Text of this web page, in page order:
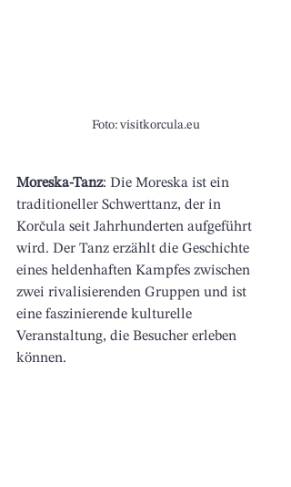
Foto: visitkorcula.eu
Moreska-Tanz: Die Moreska ist ein
traditioneller Schwerttanz, der in
Korčula seit Jahrhunderten aufgeführt
wird. Der Tanz erzählt die Geschichte
eines heldenhaften Kampfes zwischen
zwei rivalisierenden Gruppen und ist
eine faszinierende kulturelle
Veranstaltung, die Besucher erleben
können.